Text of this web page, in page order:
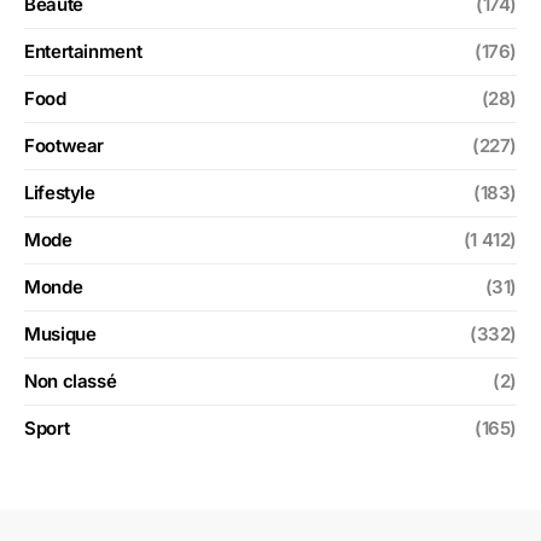
Entertainment (176)
Food (28)
Footwear (227)
Lifestyle (183)
Mode (1 412)
Monde (31)
Musique (332)
Non classé (2)
Sport (165)